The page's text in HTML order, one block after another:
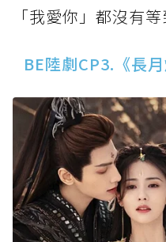
「我愛你」都沒有等
BE陸劇CP3.《長